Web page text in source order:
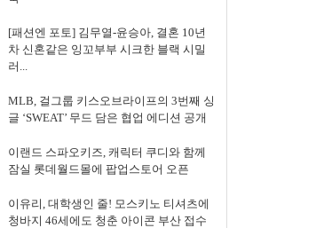
[패션엔 포토] 김무열-윤승아, 결혼 10년
차 신혼같은 잉꼬부부 시크한 블랙 시밀
러...
MLB, 걸그룹 키스오브라이프의 3번째 싱
글 ‘SWEAT’ 무드 담은 협업 에디션 공개
이랜드 스파오키즈, 캐릭터 쿠디와 함께
잠실 롯데월드몰에 팝업스토어 오픈
이유리, 대학생인 줄! 모스키노 티셔츠에
청바지 46세에도 청춘 아이콘 부산 접수